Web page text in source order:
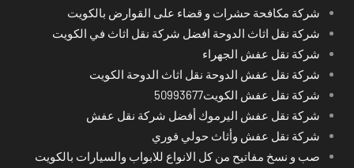
شركة مكافحة حشرات و قضاء على القوارض بالكويت
شركة نقل اثاث الدوحة افضل شركة نقل اثاث في الكويت
شركة نقل عفش الجهراء
شركة نقل عفش الدوحة نقل اثاث الدوحة الكويت
شركة نقل عفش الكويت50993677
شركة نقل عفش اليرموك أفضل شركة نقل عفش
شركة نقل عفش وأثاث حولي فوري
صب و نسخ مفاتيح من كل الانواع للابواب والسيارات بالكويت